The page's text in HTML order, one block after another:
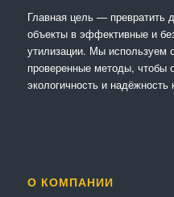
Главная цель —
объекты в эффективные и
утилизации. Мы используем
проверенные методы, чтобы
экологичность и надёжность
О КОМПАНИИ